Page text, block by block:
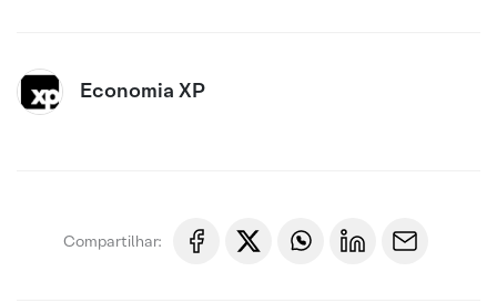
Economia XP
Compartilhar: